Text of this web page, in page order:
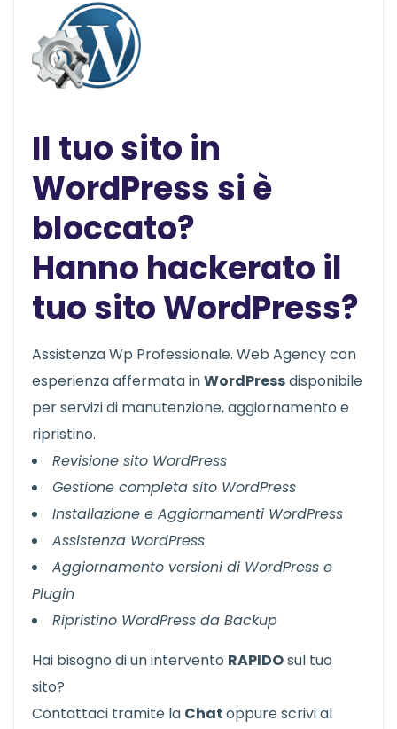
Il tuo sito in
WordPress si è
bloccato?
Hanno hackerato il
tuo sito WordPress?
Assistenza Wp Professionale. Web Agency con
esperienza affermata inWordPressdisponibile
per servizi di manutenzione, aggiornamento e
ripristino.
Revisione sito WordPress
Gestione completa sito WordPress
Installazione e Aggiornamenti WordPress
Assistenza WordPress
Aggiornamento versioni di WordPress e
Plugin
Ripristino WordPress da Backup
Hai bisogno di un intervento RAPIDOsul tuo
sito?
Contattaci tramite la Chatoppure scrivi al